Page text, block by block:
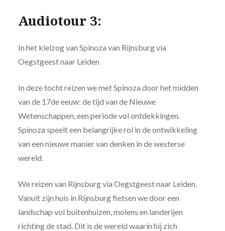
Audiotour 3:
In het kielzog van Spinoza van Rijnsburg via
Oegstgeest naar Leiden
In deze tocht reizen we met Spinoza door het midden
van de 17de eeuw: de tijd van de Nieuwe
Wetenschappen, een periode vol ontdekkingen.
Spinoza speelt een belangrijke rol in de ontwikkeling
van een nieuwe manier van denken in de westerse
wereld.
We reizen van Rijnsburg via Oegstgeest naar Leiden.
Vanuit zijn huis in Rijnsburg fietsen we door een
landschap vol buitenhuizen, molens en landerijen
richting de stad. Dit is de wereld waarin hij zich